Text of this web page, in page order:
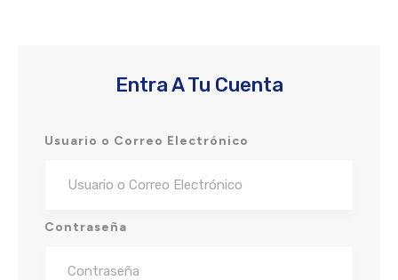
Entra A Tu Cuenta
Usuario o Correo Electrónico
Contraseña